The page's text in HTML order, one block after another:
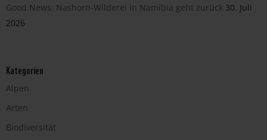
Good News: Nashorn-Wilderei in Namibia geht zurück 30. Juli
2026
Kategorien
Alpen
Arten
Biodiversität